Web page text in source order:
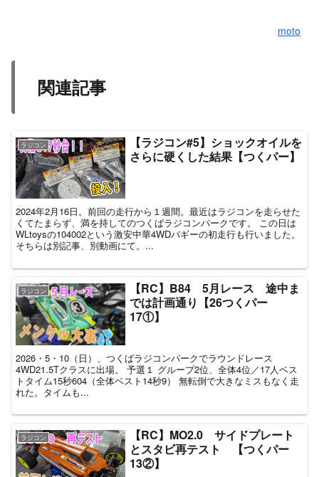
moto
関連記事
ラジコン
【ラジコン#5】ショックオイルを
さらに硬くした結果【つくパー】
2024年2月16日。前回の走行から１週間。最近はラジコンを走らせた
くてたまらず、満を持してのつくばラジコンパークです。 この日は
WLtoysの104002という激安中華4WDバギーの初走行も行いました。
そちらは別記事、別動画にて。...
ラジコン
【RC】B84 5月レース 途中ま
では計画通り【26つくパー
17①】
2026・5・10（日）、つくばラジコンパークでラウンドレース
4WD21.5Tクラスに出場。 予選１ グループ2位、全体4位／17人ベス
トタイム15秒604（全体ベスト14秒9） 無転倒で大きなミスもなく走
れた。タイムも...
ラジコン
【RC】MO2.0 サイドプレート
とスタビ再テスト 【つくパー
13②】